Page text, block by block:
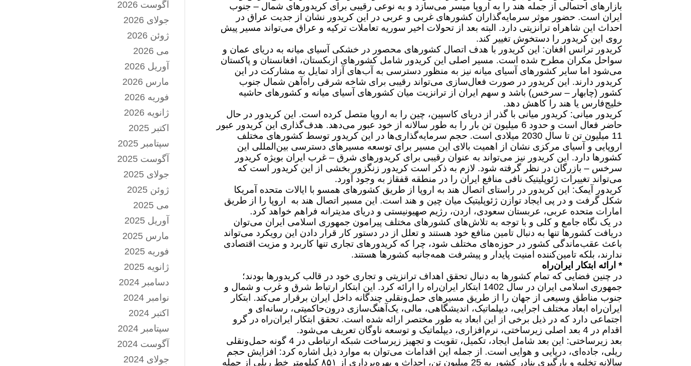
بازارهای احتمالی از جمله هند را به اروپا میسر می‌سازد و به نوعی رقیبی برای کریدورهای شمال – جنوب
ایران است. حضور موثر سرمایه‌گذاران کشورهای غربی و عربی در این کریدور نشان از جدیت عراق در
احداث این شاهراه ترانزیتی دارد. البته بعد از تحولات اخیر سوریه تعاملات ترکیه و عراق می‌تواند مسیر پیش
روی این کریدور را دستخوش تغییر کند.
کریدور ترانس افغان: این کریدور با هدف اتصال کشورهای محصور در خشکی آسیای میانه به دریای عمان و
سواحل مکران مطرح شده است. مسیر اصلی این کریدور شامل‌ کشورهای ازبکستان، افغانستان و پاکستان
می‌شود اما سایر کشورهای آسیای میانه نیز به منظور دسترسی به آب‌های آزاد تمایل به مشارکت در این
کریدور دارند. این کریدور در صورت فعال‌سازی می‌تواند رقیبی برای شاخه شرقی راه‌آهن شمال جنوب
کشور (چابهار – سرخس) باشد و سهم ایران از ترانزیت میان کشورهای آسیای میانه و کشورهای حاشیه
خلیج‌فارس یا هند را کاهش دهد.‎
کریدور میانی: کریدور میانی با گذر از دریای کاسپین، چین را به اروپا متصل کرده است. این کریدور در حال
حاضر فعال است و حدود 6 میلیون تن بار را به طور سالانه از خود عبور می‌دهد. هدف‌گذاری این کریدور عبور
11 میلیون تن تا سال 2030 میلادی است. حجم سرمایه‌گذاری‌ها در این کریدور توسط کشورهای مختلف
اروپایی و آسیای مرکزی نشان از اهمیت بالای این مسیر برای توسعه مسیرهای دسترسی بین‌المللی این
کشورها دارد. این کریدور نیز می‌تواند به عنوان رقیبی برای کریدورهای شرق – غرب ایران بویژه کریدور
سرخس – بازرگان در نظر گرفته شود.‎ لازم به‌ ذکر است کریدور زنگزور بخشی از این کریدور است که
می‌تواند تغییرات ژئوپلیتیک نافی منافع ایران را در منطقه قفقاز به ‌وجود آورد.
کریدور ‌آیمک: این کریدور در راستای اتصال هند به اروپا از طریق کشورهای همسو با ایالات متحده آمریکا
شکل گرفت و در پی ایجاد توازن ژئوپلیتیک میان چین و هند است. این مسیر اتصال هند به اروپا را از طریق
امارات متحده عربی، عربستان سعودی، اردن، رژیم صهیونیستی و دریای مدیترانه فراهم خواهد کرد. ‎
در یک نگاه جامع و کلی و با توجه به تلاش‌های کشورهای مختلف پیرامون جمهوری اسلامی ایران می‌توان
دریافت کشورها تنها به دنبال تامین منافع خود هستند و تعلل از در دستور کار قرار دادن این رویکرد می‌تواند
باعث عقب‌ماندگی کشور در حوزه‌های مختلف شود، چرا که کریدورهای تجاری تنها کاربرد و مزیت اقتصادی
ندارند، بلکه تامین‌کننده امنیت پایدار و پیشرفت همه‌جانبه کشورها هستند.
* ارائه ابتکار ایران‌راه‎
در چنین فضایی که تمام کشورها به دنبال تحقق اهداف ترانزیتی و تجاری خود در قالب کریدورها بودند؛
جمهوری اسلامی ایران در سال 1402 ابتکار ایران‌راه را ارائه کرد. این ابتکار ارتباط شرق و غرب و شمال و
جنوب مناطق وسیعی از جهان را از طریق مسیرهای حمل‌ونقلی چندگانه داخل ایران برقرار می‌کند. ابتکار
ایران‌راه ابعاد مختلف اجرایی، دیپلماتیک، اندیشگاهی، مالی، یک‌آهنگ‌سازی درون‌حاکمیتی، رسانه‌ای و
اجتماعی دارد که در ذیل برخی از این ابعاد به ‌طور مختصر ارائه شده است. تحقق ابتکار ایران‌راه در گرو
اقدام در 4 بعد اصلی زیرساختی، نرم‌افزاری، دیپلماتیک و توسعه ناوگان تعریف می‌شود.
بعد زیرساختی: این بعد شامل ایجاد، تکمیل، تقویت و تجهیز زیرساخت شبکه ارتباطی در 4 گونه حمل‌ونقلی
ریلی، جاده‌ای، دریایی و هوایی است‎. از جمله این اقدامات می‌توان به موارد ذیل اشاره کرد: افزایش حجم
سالانه تخلیه و بارگیری بنادر کشور به 25 میلیون تن، احداث و بهره‌برداری از ۸۵۱ کیلومتر خط ریلی از جمله
آگوست 2026
جولای 2026
ژوئن 2026
می 2026
آوریل 2026
مارس 2026
فوریه 2026
ژانویه 2026
اکتبر 2025
سپتامبر 2025
آگوست 2025
جولای 2025
ژوئن 2025
می 2025
آوریل 2025
مارس 2025
فوریه 2025
ژانویه 2025
دسامبر 2024
نوامبر 2024
اکتبر 2024
سپتامبر 2024
آگوست 2024
جولای 2024